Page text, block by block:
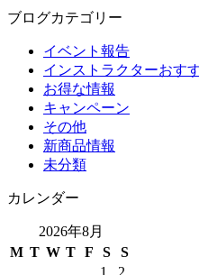
ブログカテゴリー
イベント報告
インストラクターおす
お得な情報
キャンペーン
その他
新商品情報
未分類
カレンダー
2026年8月
M T W T F S
S
1
2